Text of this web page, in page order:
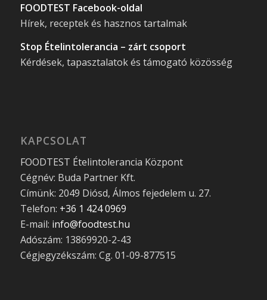
FOODTEST Facebook-oldal
Hírek, receptek és hasznos tartalmak
Stop Ételintolerancia – zárt csoport
Kérdések, tapasztalatok és támogató közösség
KAPCSOLAT
FOODTEST Ételintolerancia Központ
Cégnév: Buda Partner Kft.
Címünk: 2049 Diósd, Álmos fejedelem u. 27.
Telefon: +36 1 424 0969
E-mail: info@foodtest.hu
Adószám: 13869920-2-43
Cégjegyzékszám: Cg. 01-09-877515